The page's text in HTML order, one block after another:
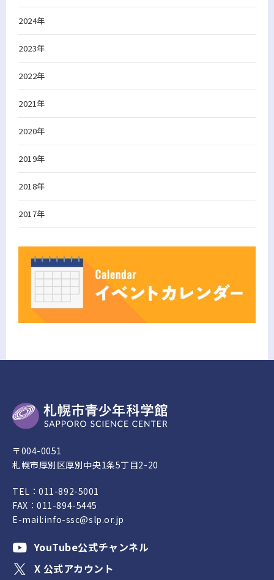
2024年
2023年
2022年
2021年
2020年
2019年
2018年
2017年
〒004-0051
札幌市厚別区厚別中央1条5丁目2-20
TEL：011-892-5001
FAX：011-894-5445
E-mail:info-ssc@slp.or.jp
YouTube公式チャンネル
X 公式アカウント